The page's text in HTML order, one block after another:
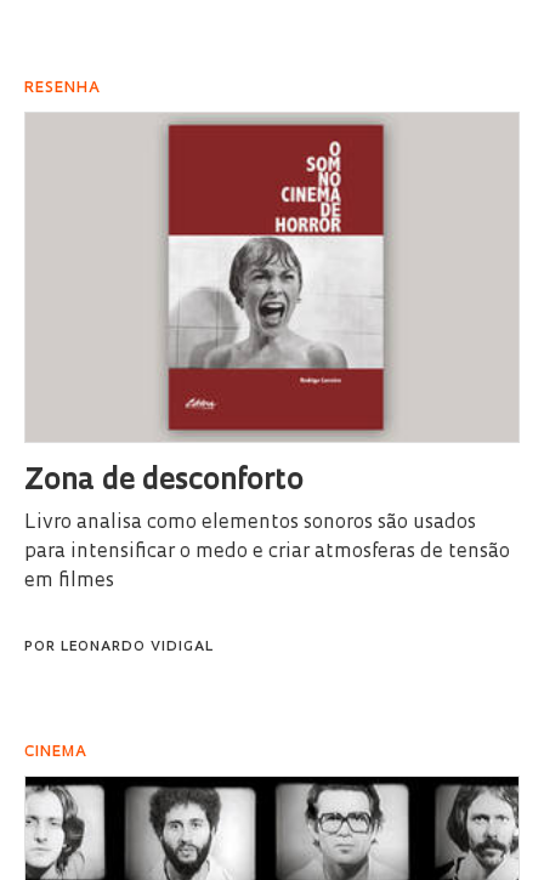
RESENHA
Zona de desconforto
Livro analisa como elementos sonoros são usados
para intensificar o medo e criar atmosferas de tensão
em filmes
POR LEONARDO VIDIGAL
CINEMA